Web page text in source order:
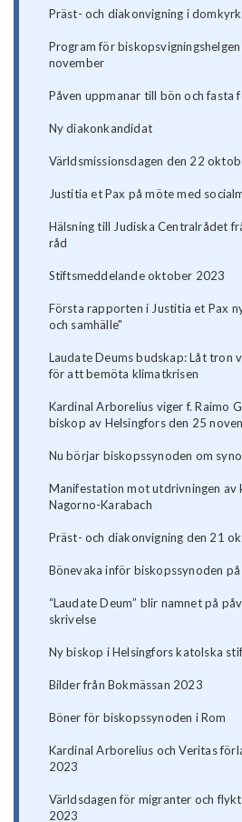
Präst- och diakonvigning i
Program för
november
Påven uppmanar till bön och fasta
Ny diakonkandidat
Världsmissionsdagen den 22
Justitia et Pax på möte med
Hälsning till Judiska Centralrådet
råd
Stiftsmeddelande oktober 2023
Första rapporten i Justitia et Pax
och samhälle"
Laudate Deums budskap: Låt tron
för att bemöta klimatkrisen
Kardinal Arborelius viger f. Raimo
biskop av Helsingfors den 25
Nu börjar biskopssynoden om
Manifestation mot utdrivningen av
Nagorno-Karabach
Präst- och diakonvigning den 21
Bönevaka inför biskopssynoden
“Laudate Deum” blir namnet på
skrivelse
Ny biskop i Helsingfors katolska
Bilder från Bokmässan 2023
Böner för biskopssynoden i Rom
Kardinal Arborelius och Veritas
2023
Världsdagen för migranter och
2023